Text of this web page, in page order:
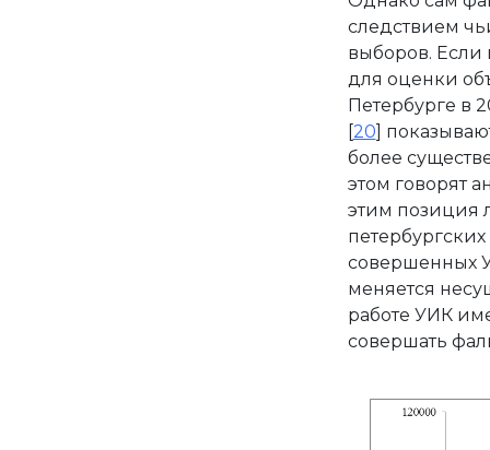
следствием
выборов. Если
для оценки
Петербурге в
[20]
более
этом говорят
этим позиция
совершенных
меняется
работе УИК
совершать